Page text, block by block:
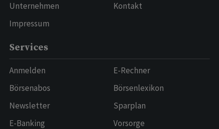
Unternehmen
Impressum
Kontakt
Services
Anmelden
Börsenabos
Newsletter
E-Banking
E-Rechner
Börsenlexikon
Sparplan
Vorsorge